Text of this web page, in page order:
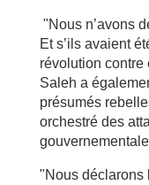
"Nous n’avons
Et s’ils avaient
révolution contre
Saleh a
présumés
orchestré des
"Nous déclarons